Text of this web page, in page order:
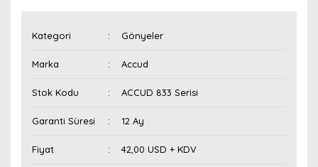
Kategori Gönyeler
Marka Accud
Stok Kodu ACCUD 833 Serisi
Garanti Süresi 12 Ay
Fiyat 42,00 USD + KDV